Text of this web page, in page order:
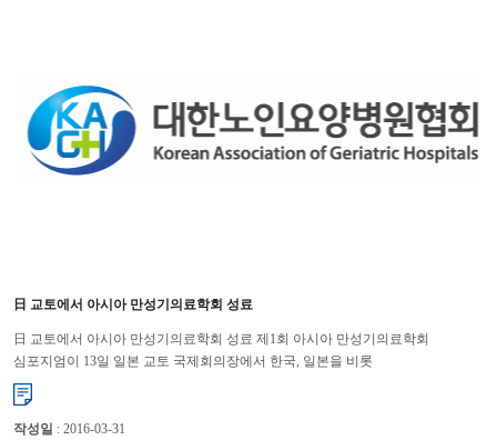
日 교토에서 아시아 만성기의료학회 성료
日 교토에서 아시아 만성기의료학회 성료 제1회 아시아 만성기의료학회
심포지엄이 13일 일본 교토 국제회의장에서 한국, 일본을 비롯
싱가폴, 대만, 중국, 타이, 인도네시아 등 7개국 1,500여...
작성일 : 2016-03-31